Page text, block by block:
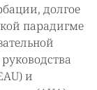
долгое
парадигме
и